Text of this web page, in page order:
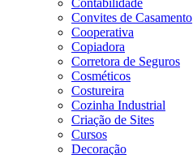
Contabilidade
Convites de Casamento
Cooperativa
Copiadora
Corretora de Seguros
Cosméticos
Costureira
Cozinha Industrial
Criação de Sites
Cursos
Decoração